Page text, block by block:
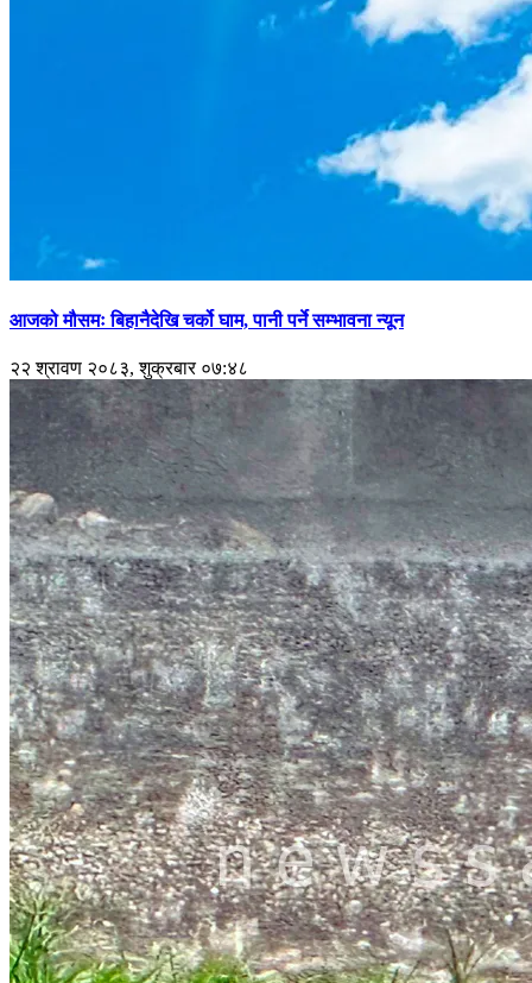
आजको मौसमः बिहानैदेखि चर्को घाम, पानी पर्ने सम्भावना न्यून
२२ श्रावण २०८३, शुक्रबार ०७:४८